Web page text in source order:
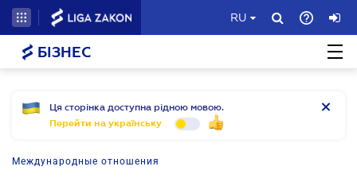
RU
БІЗНЕС
Ця сторінка доступна рідною мовою.
Перейти на українську
Международные отношения